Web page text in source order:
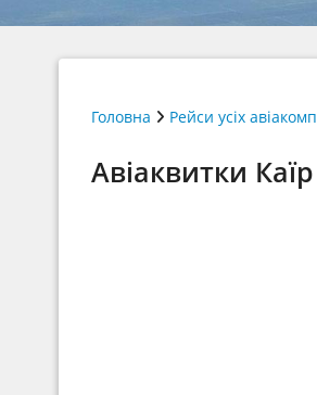
Головна Рейси усіх
Авіаквитки